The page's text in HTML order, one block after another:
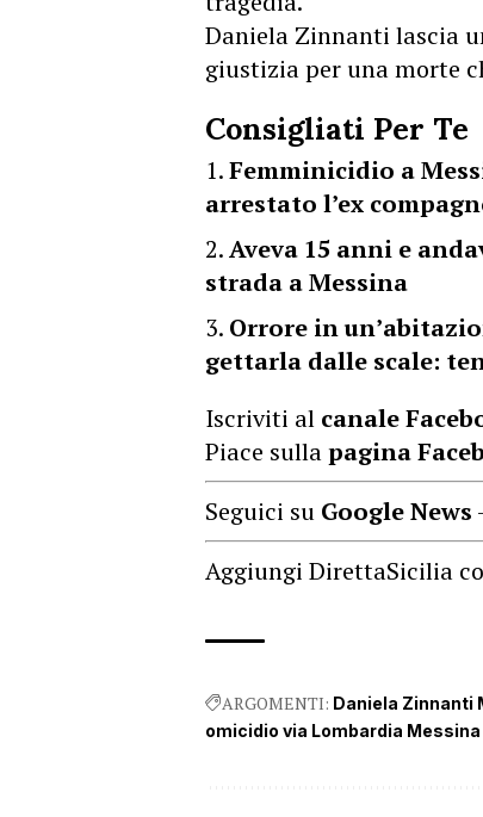
Daniela Zinnanti lascia
giustizia per una morte
Consigliati Per Te
Femminicidio a
arrestato l’ex
Aveva 15 anni e
strada a Messina
Orrore in
gettarla dalle scale:
Iscriviti al canale
Piace sullapagina
Seguici su Google News
Aggiungi DirettaSicilia
ARGOMENTI: Daniela Zinnanti
omicidio via Lombardia Messina